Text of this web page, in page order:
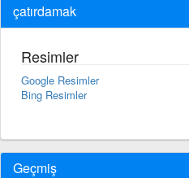
çatırdamak
Resimler
Google Resimler
Bing Resimler
Geçmiş